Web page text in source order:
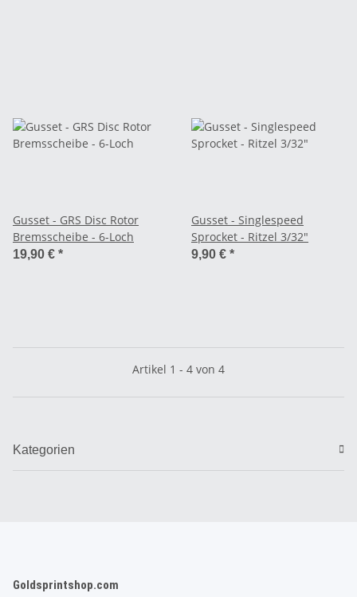
Gusset - GRS Disc Rotor
Bremsscheibe - 6-Loch
19,90 € *
Gusset - Singlespeed
Sprocket - Ritzel 3/32"
9,90 € *
Artikel 1 - 4 von 4
Kategorien
Goldsprintshop.com